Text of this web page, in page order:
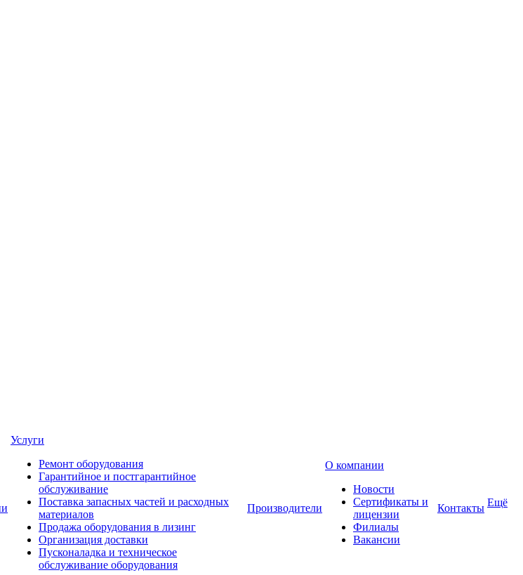
Услуги
Ремонт оборудования
Гарантийное и постгарантийное
обслуживание
Поставка запасных частей и расходных
материалов
Продажа оборудования в лизинг
Организация доставки
Пусконаладка и техническое
обслуживание оборудования
Производители
О компании
Новости
Сертификаты и
лицензии
Филиалы
Вакансии
Контакты Ещё